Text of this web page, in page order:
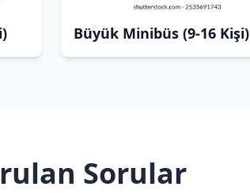
Büyük Minibüs (9-16 Kişi)
Sorular